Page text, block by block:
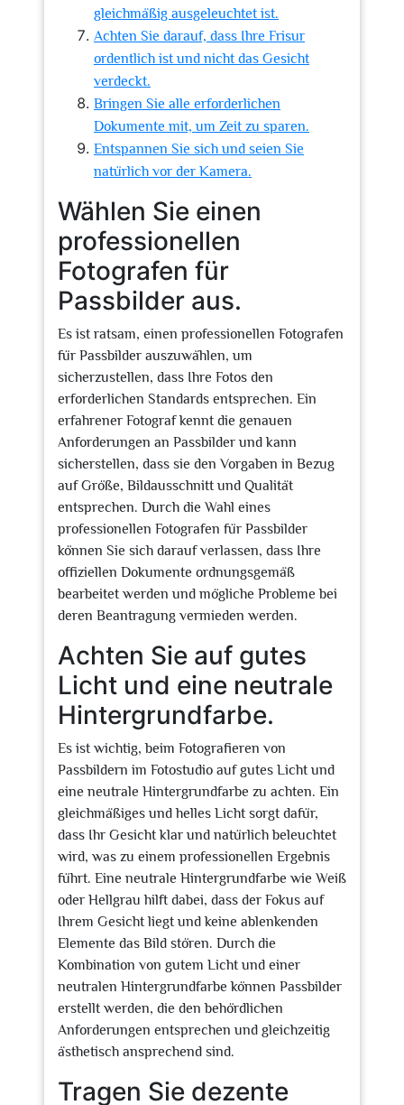
gleichmäßig ausgeleuchtet ist.
Achten Sie darauf, dass Ihre Frisur
ordentlich ist und nicht das Gesicht
verdeckt.
Bringen Sie alle erforderlichen
Dokumente mit, um Zeit zu sparen.
Entspannen Sie sich und seien Sie
natürlich vor der Kamera.
Wählen Sie einen
professionellen
Fotografen für
Passbilder aus.
Es ist ratsam, einen professionellen Fotografen
für Passbilder auszuwählen, um
sicherzustellen, dass Ihre Fotos den
erforderlichen Standards entsprechen. Ein
erfahrener Fotograf kennt die genauen
Anforderungen an Passbilder und kann
sicherstellen, dass sie den Vorgaben in Bezug
auf Größe, Bildausschnitt und Qualität
entsprechen. Durch die Wahl eines
professionellen Fotografen für Passbilder
können Sie sich darauf verlassen, dass Ihre
offiziellen Dokumente ordnungsgemäß
bearbeitet werden und mögliche Probleme bei
deren Beantragung vermieden werden.
Achten Sie auf gutes
Licht und eine neutrale
Hintergrundfarbe.
Es ist wichtig, beim Fotografieren von
Passbildern im Fotostudio auf gutes Licht und
eine neutrale Hintergrundfarbe zu achten. Ein
gleichmäßiges und helles Licht sorgt dafür,
dass Ihr Gesicht klar und natürlich beleuchtet
wird, was zu einem professionellen Ergebnis
führt. Eine neutrale Hintergrundfarbe wie Weiß
oder Hellgrau hilft dabei, dass der Fokus auf
Ihrem Gesicht liegt und keine ablenkenden
Elemente das Bild stören. Durch die
Kombination von gutem Licht und einer
neutralen Hintergrundfarbe können Passbilder
erstellt werden, die den behördlichen
Anforderungen entsprechen und gleichzeitig
ästhetisch ansprechend sind.
Tragen Sie dezente